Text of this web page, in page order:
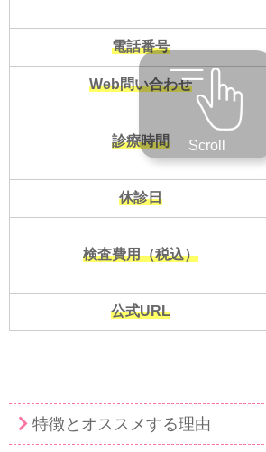
電話番号
Web問い合わせ
診療時間
休診日
検査費用（税込）
公式URL
Scroll
特徴とオススメする理由